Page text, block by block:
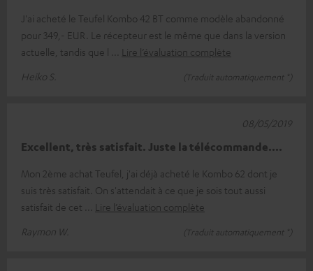
J'ai acheté le Teufel Kombo 42 BT comme modèle abandonné
pour 349,- EUR. Le récepteur est le même que dans la version
actuelle, tandis que l
Lire l’évaluation complète
Heiko S.
(Traduit automatiquement *)
Excellent, très satisfait. Juste la télécommande....
Mon 2ème achat Teufel, j'ai déjà acheté le Kombo 62 dont je
suis très satisfait. On s'attendait à ce que je sois tout aussi
satisfait de cet
Lire l’évaluation complète
Raymon W.
(Traduit automatiquement *)
08/05/2019